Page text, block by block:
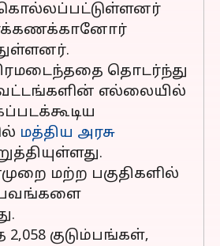
தொடர்ந்து
எல்லையில்
மத்திய அரசு
மற்ற பகுதிகளில்
குடும்பங்கள்,